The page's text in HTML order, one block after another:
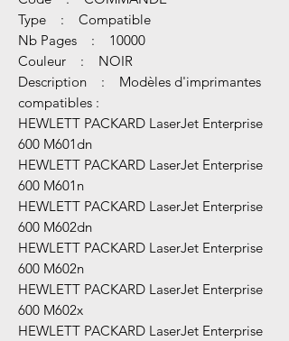
Type : Compatible
Nb Pages : 10000
Couleur : NOIR
Description : Modèles d'imprimantes
compatibles :
HEWLETT PACKARD LaserJet Enterprise
600 M601dn
HEWLETT PACKARD LaserJet Enterprise
600 M601n
HEWLETT PACKARD LaserJet Enterprise
600 M602dn
HEWLETT PACKARD LaserJet Enterprise
600 M602n
HEWLETT PACKARD LaserJet Enterprise
600 M602x
HEWLETT PACKARD LaserJet Enterprise